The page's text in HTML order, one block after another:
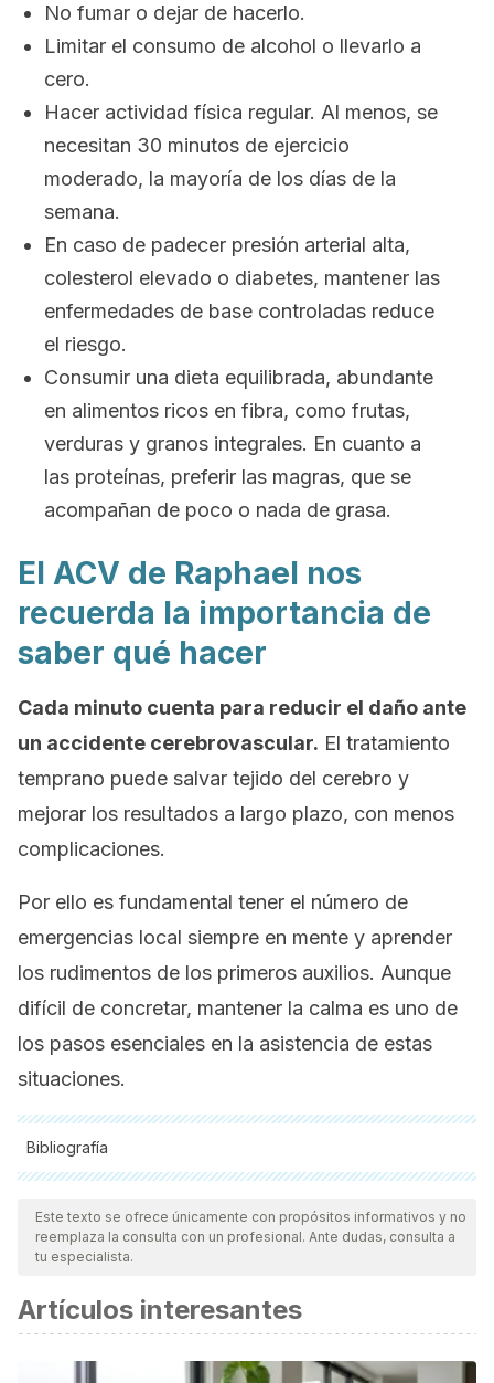
No fumar o dejar de hacerlo.
Limitar el consumo de alcohol o llevarlo a
cero.
Hacer actividad física regular. Al menos, se
necesitan 30 minutos de ejercicio
moderado, la mayoría de los días de la
semana.
En caso de padecer presión arterial alta,
colesterol elevado o diabetes, mantener las
enfermedades de base controladas reduce
el riesgo.
Consumir una dieta equilibrada, abundante
en alimentos ricos en fibra, como frutas,
verduras y granos integrales. En cuanto a
las proteínas, preferir las magras, que se
acompañan de poco o nada de grasa.
El ACV de Raphael nos
recuerda la importancia de
saber qué hacer
Cada minuto cuenta para reducir el daño ante
un accidente cerebrovascular. El tratamiento
temprano puede salvar tejido del cerebro y
mejorar los resultados a largo plazo, con menos
complicaciones.
Por ello es fundamental tener el número de
emergencias local siempre en mente y aprender
los rudimentos de los primeros auxilios. Aunque
difícil de concretar, mantener la calma es uno de
los pasos esenciales en la asistencia de estas
situaciones.
Bibliografía
Todas las fuentes citadas fueron revisadas a profundidad por
nuestro equipo, para asegurar su calidad, confiabilidad,
vigencia y validez.La bibliografía de este artículo fue
científica.
American Association of Neurological Surgeons. (s.f.).
Cerebrovascular disease.
Este texto se ofrece únicamente con propósitos informativos y no
reemplaza la consulta con un profesional. Ante dudas, consulta a
tu especialista.
Artículos interesantes